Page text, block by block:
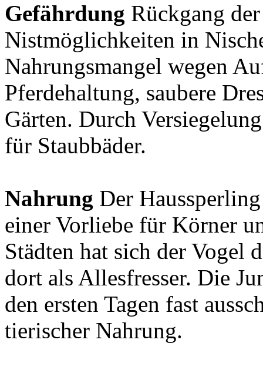
Gefährdung Rückgang
Nistmöglichkeiten in
Nahrungsmangel wegen
Pferdehaltung, saubere
Gärten. Durch
für Staubbäder.
Nahrung Der
einer Vorliebe für Körner
Städten hat sich der Vogel
dort als Allesfresser. Die
den ersten Tagen fast
tierischer Nahrung.